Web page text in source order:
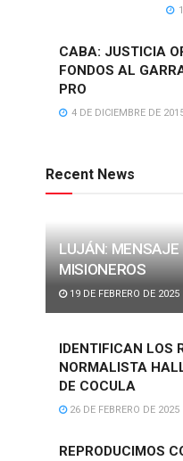
CABA: JUSTICIA
FONDOS AL
PRO
4 DE DICIEMBRE DE
Recent News
LUJÁN: MENSAJE
MISIONEROS
19 DE FEBRERO DE 2025
IDENTIFICAN LOS
NORMALISTA
DE COCULA
26 DE FEBRERO DE 2025
REPRODUCIMOS